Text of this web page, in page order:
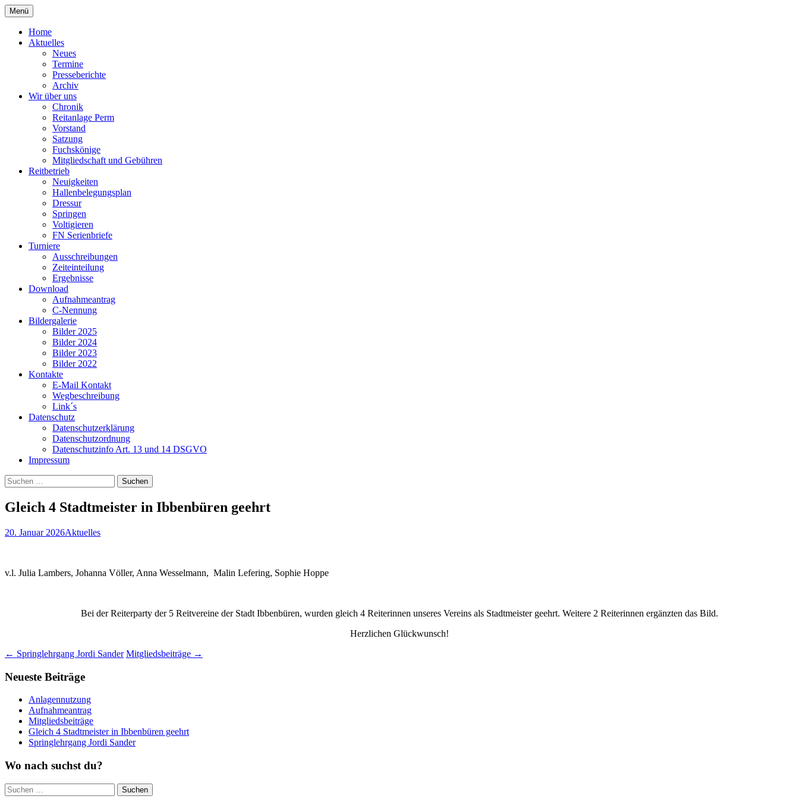
Zum
Inhalt
springen
Reiterverein Laggenbeck
Menü
Home
Aktuelles
Neues
Termine
Presseberichte
Archiv
Wir über uns
Chronik
Reitanlage Perm
Vorstand
Satzung
Fuchskönige
Mitgliedschaft und Gebühren
Reitbetrieb
Neuigkeiten
Hallenbelegungsplan
Dressur
Springen
Voltigieren
FN Serienbriefe
Turniere
Ausschreibungen
Zeiteinteilung
Ergebnisse
Download
Aufnahmeantrag
C-Nennung
Bildergalerie
Bilder 2025
Bilder 2024
Bilder 2023
Bilder 2022
Kontakte
E-Mail Kontakt
Wegbeschreibung
Link´s
Datenschutz
Datenschutzerklärung
Datenschutzordnung
Datenschutzinfo Art. 13 und 14 DSGVO
Impressum
Suchen
nach:
Gleich 4 Stadtmeister in Ibbenbüren geehrt
20. Januar 2026Aktuelles
v.l. Julia Lambers, Johanna Völler, Anna Wesselmann, Malin Lefering, Sophie Hoppe
Bei der Reiterparty der 5 Reitvereine der Stadt Ibbenbüren, wurden gleich 4 Reiterinnen unseres Vereins als Stadtmeister geehrt. Weitere 2 Reiterinnen ergänzten das Bild.
Herzlichen Glückwunsch!
Beitragsnavigation
← Springlehrgang Jordi Sander Mitgliedsbeiträge →
Neueste Beiträge
Anlagennutzung
Aufnahmeantrag
Mitgliedsbeiträge
Gleich 4 Stadtmeister in Ibbenbüren geehrt
Springlehrgang Jordi Sander
Wo nach suchst du?
Suchen